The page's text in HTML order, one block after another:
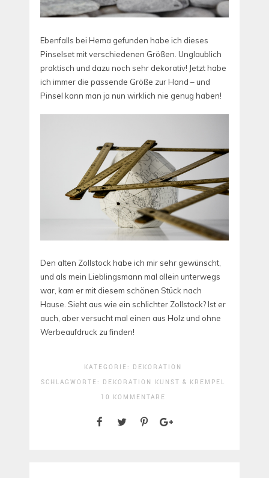
Ebenfalls bei Hema gefunden habe ich dieses
Pinselset mit verschiedenen Größen. Unglaublich
praktisch und dazu noch sehr dekorativ! Jetzt habe
ich immer die passende Größe zur Hand – und
Pinsel kann man ja nun wirklich nie genug haben!
Den alten Zollstock habe ich mir sehr gewünscht,
und als mein Lieblingsmann mal allein unterwegs
war, kam er mit diesem schönen Stück nach
Hause. Sieht aus wie ein schlichter Zollstock? Ist er
auch, aber versucht mal einen aus Holz und ohne
Werbeaufdruck zu finden!
KATEGORIE: DEKORATION
SCHLAGWORTE: DEKORATION
KUNST & KREMPEL
10 KOMMENTARE